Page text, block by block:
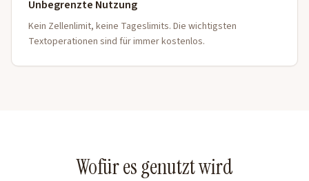
Unbegrenzte Nutzung
Kein Zellenlimit, keine Tageslimits. Die wichtigsten
Textoperationen sind für immer kostenlos.
Wofür es genutzt wird